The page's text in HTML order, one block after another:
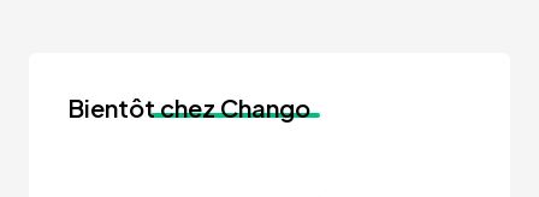
Bientôtchez Chango